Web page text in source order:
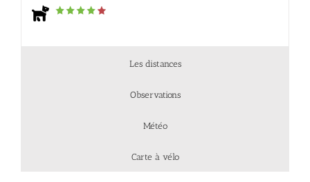
Les distances
Observations
Météo
Carte à vélo